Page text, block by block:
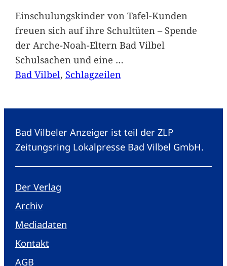
Einschulungskinder von Tafel-Kunden
freuen sich auf ihre Schultüten – Spende
der Arche-Noah-Eltern Bad Vilbel
Schulsachen und eine …
Bad Vilbel, Schlagzeilen
Bad Vilbeler Anzeiger ist teil der ZLP
Zeitungsring Lokalpresse Bad Vilbel GmbH.
Der Verlag
Archiv
Mediadaten
Kontakt
AGB